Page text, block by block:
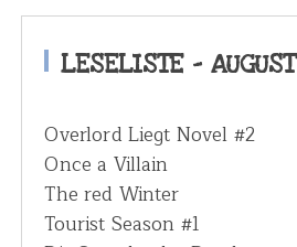
c
h
f
r
:
LESELISTE – AUGUST
Overlord Liegt Novel #2
Once a Villain
The red Winter
Tourist Season #1